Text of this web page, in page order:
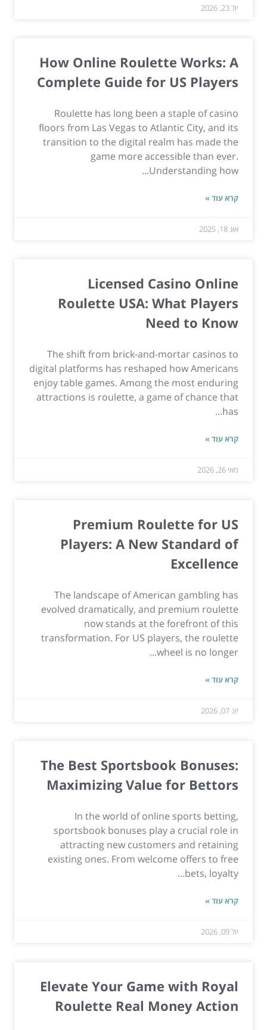
יול 23, 2026
How Online Roulette Works: A
Complete Guide for US Players
Roulette has long been a staple of casino
floors from Las Vegas to Atlantic City, and its
transition to the digital realm has made the
game more accessible than ever.
Understanding how...
קרא עוד »
אוג 18, 2025
Licensed Casino Online
Roulette USA: What Players
Need to Know
The shift from brick-and-mortar casinos to
digital platforms has reshaped how Americans
enjoy table games. Among the most enduring
attractions is roulette, a game of chance that
has...
קרא עוד »
מאי 26, 2026
Premium Roulette for US
Players: A New Standard of
Excellence
The landscape of American gambling has
evolved dramatically, and premium roulette
now stands at the forefront of this
transformation. For US players, the roulette
wheel is no longer...
קרא עוד »
יונ 07, 2026
The Best Sportsbook Bonuses:
Maximizing Value for Bettors
In the world of online sports betting,
sportsbook bonuses play a crucial role in
attracting new customers and retaining
existing ones. From welcome offers to free
bets, loyalty...
קרא עוד »
יול 09, 2026
Elevate Your Game with Royal
Roulette Real Money Action